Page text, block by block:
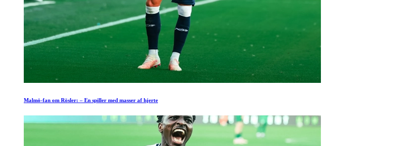
Malmö-fan om Rösler: – En spiller med masser af hjerte